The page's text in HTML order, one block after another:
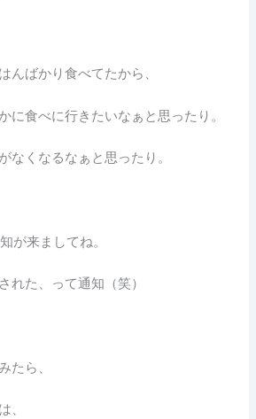
んばかり食べてたから、
に食べに行きたいなぁと思ったり。
なくなるなぁと思ったり。
が来ましてね。
れた、って通知（笑）
たら、
、